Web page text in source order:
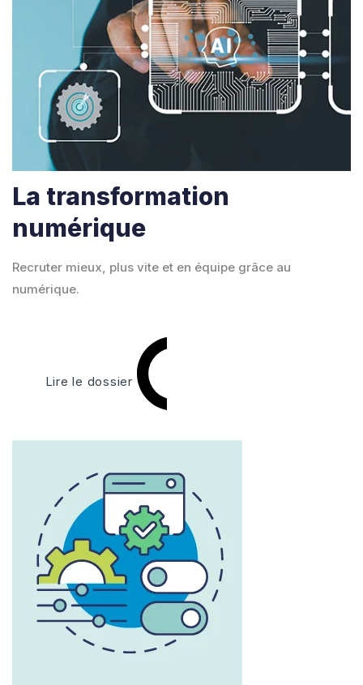
La transformation
numérique
Recruter mieux, plus vite et en équipe grâce au
numérique.
Lire le dossier